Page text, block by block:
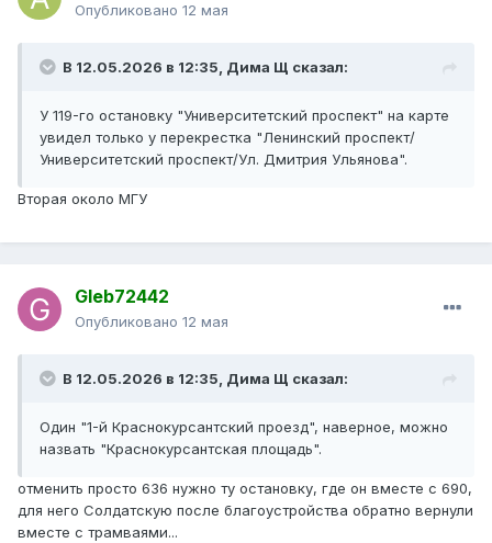
Опубликовано 12 мая
В 12.05.2026 в 12:35, Дима Щ сказал:
У 119-го остановку "Университетский проспект" на карте
увидел только у перекрестка "Ленинский проспект/
Университетский проспект/Ул. Дмитрия Ульянова".
Вторая около МГУ
Gleb72442
Опубликовано 12 мая
В 12.05.2026 в 12:35, Дима Щ сказал:
Один "1-й Краснокурсантский проезд", наверное, можно
назвать "Краснокурсантская площадь".
отменить просто 636 нужно ту остановку, где он вместе с 690,
для него Солдатскую после благоустройства обратно вернули
вместе с трамваями...